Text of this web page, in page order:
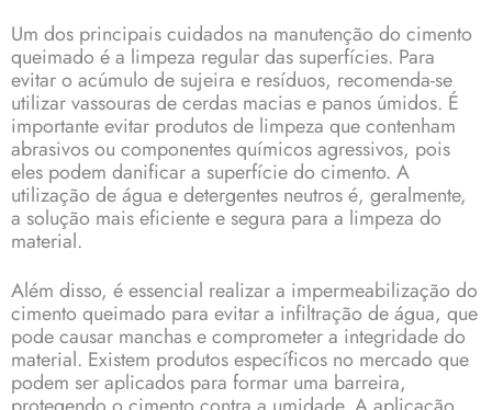
Um dos principais cuidados na manutenção do cimento
queimado é a limpeza regular das superfícies. Para
evitar o acúmulo de sujeira e resíduos, recomenda-se
utilizar vassouras de cerdas macias e panos úmidos. É
importante evitar produtos de limpeza que contenham
abrasivos ou componentes químicos agressivos, pois
eles podem danificar a superfície do cimento. A
utilização de água e detergentes neutros é, geralmente,
a solução mais eficiente e segura para a limpeza do
material.
Além disso, é essencial realizar a impermeabilização do
cimento queimado para evitar a infiltração de água, que
pode causar manchas e comprometer a integridade do
material. Existem produtos específicos no mercado que
podem ser aplicados para formar uma barreira,